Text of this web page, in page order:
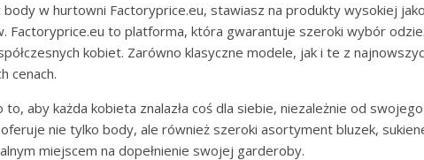
body w hurtowni Factoryprice.eu, stawiasz na produkty wysokiej
Factoryprice.eu to platforma, która gwarantuje szeroki wybór
kobiet. Zarówno klasyczne modele, jak i te z
cenach.
to, aby każda kobieta znalazła coś dla siebie, niezależnie od
nie tylko body, ale również szeroki asortyment bluzek,
miejscem na dopełnienie swojej garderoby.